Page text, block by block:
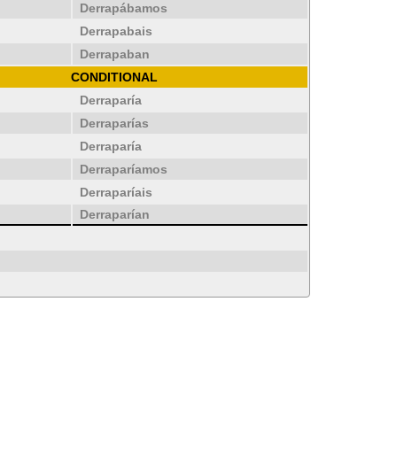
Derrapábamos
Derrapabais
Derrapaban
CONDITIONAL
Derraparía
Derraparías
Derraparía
Derraparíamos
Derraparíais
Derraparían